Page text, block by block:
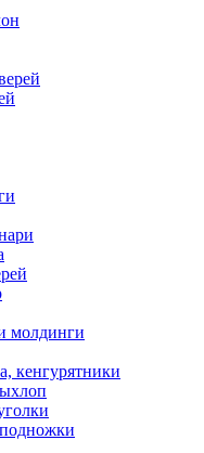
молдинги
кенгурятники